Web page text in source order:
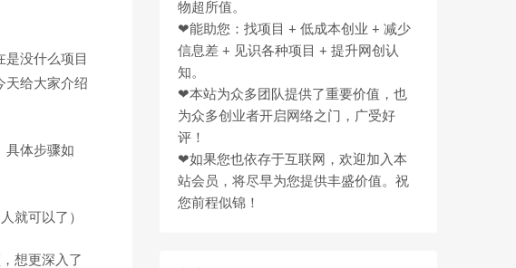
没什么项目
天给大家介绍
具体步骤如
就可以了）
想更深入了
物超所值。
❤能助您：找项目 + 低成本创业 + 减少
信息差 + 见识各种项目 + 提升网创认
知。
❤本站为众多团队提供了重要价值，也
为众多创业者开启网络之门，广受好
评！
❤如果您也依存于互联网，欢迎加入本
站会员，将尽早为您提供丰盛价值。祝
您前程似锦！